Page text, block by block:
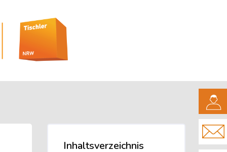
Inhaltsverzeichnis überspringen
Inhaltsverzeichnis